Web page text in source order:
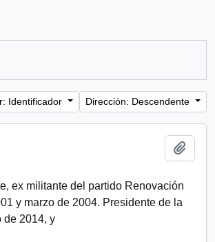
Identificador Dirección: Descendente
ex militante del partido Renovación
y marzo de 2004. Presidente de la
de 2014, y